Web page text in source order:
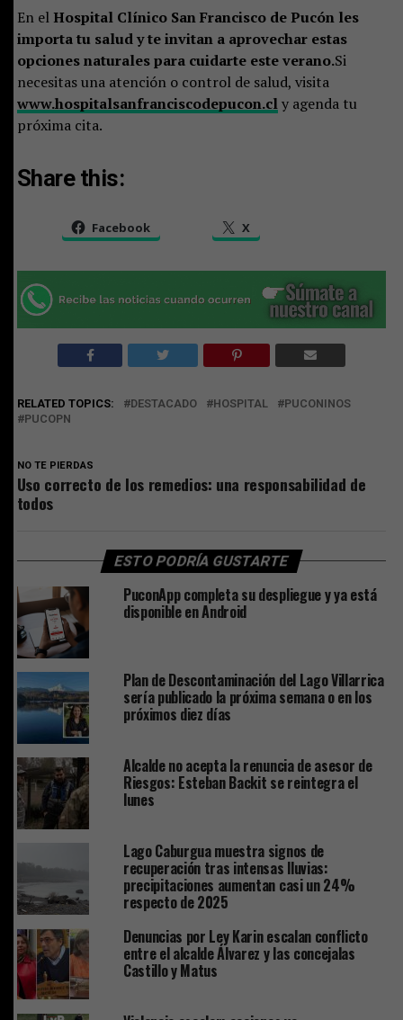
En el Hospital Clínico San Francisco de Pucón les
importa tu salud y te invitan a aprovechar estas
opciones naturales para cuidarte este verano.Si
necesitas una atención o control de salud, visita
www.hospitalsanfranciscodepucon.cly agenda tu
próxima cita.
Share this:
Facebook X
RELATED TOPICS: DESTACADO HOSPITAL
PUCONINOS
PUCOPN
NO TE PIERDAS
Uso correcto de los remedios: una responsabilidad de
todos
ESTO PODRÍA GUSTARTE
PuconApp completa su despliegue y ya está
disponible en Android
Plan de Descontaminación del Lago Villarrica
sería publicado la próxima semana o en los
próximos diez días
Alcalde no acepta la renuncia de asesor de
Riesgos: Esteban Backit se reintegra el
lunes
Lago Caburgua muestra signos de
recuperación tras intensas lluvias:
precipitaciones aumentan casi un 24%
respecto de 2025
Denuncias por Ley Karin escalan conflicto
entre el alcalde Álvarez y las concejalas
Castillo y Matus